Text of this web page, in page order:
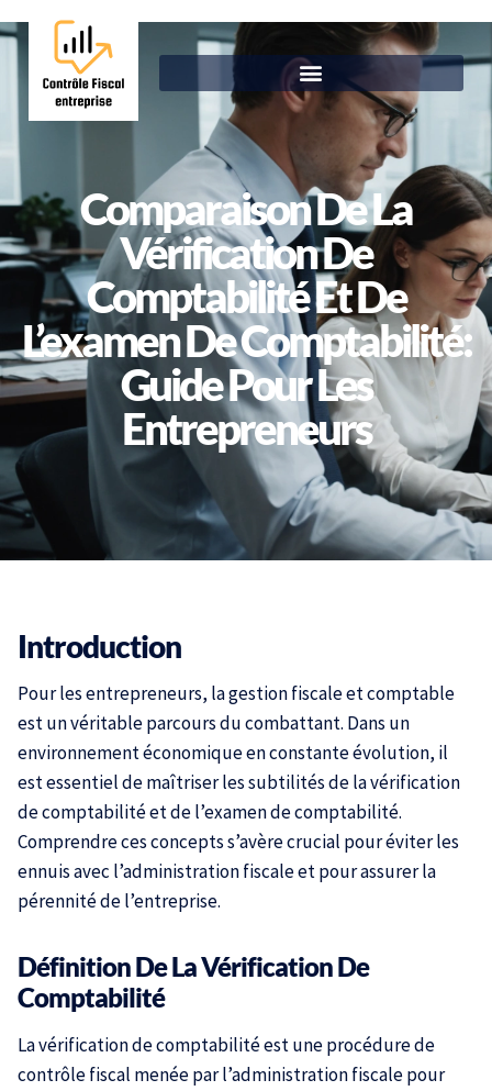
Comparaison De La
Vérification De
Comptabilité Et De
L’examen De Comptabilité:
Guide Pour Les
Entrepreneurs
Introduction
Pour les entrepreneurs, la gestion fiscale et comptable
est un véritable parcours du combattant. Dans un
environnement économique en constante évolution, il
est essentiel de maîtriser les subtilités de la vérification
de comptabilité et de l’examen de comptabilité.
Comprendre ces concepts s’avère crucial pour éviter les
ennuis avec l’administration fiscale et pour assurer la
pérennité de l’entreprise.
Définition De La Vérification De
Comptabilité
La vérification de comptabilité est une procédure de
contrôle fiscal menée par l’administration fiscale pour